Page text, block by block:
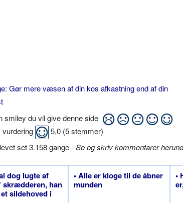
Gør mere væsen af din kos afkastning end af din
smiley du vil give denne side
vurdering
5,0 (5stemmer)
set 3.158 gange -Se og skriv kommentarer
dog lugte af
skrædderen, han
sildehoved i
• Alle er kloge til de åbner
munden
•